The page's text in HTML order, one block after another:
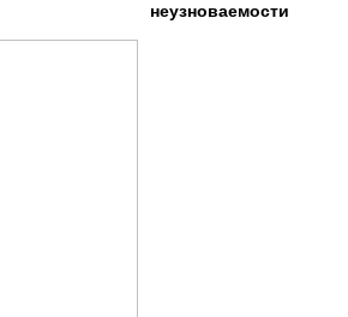
неузноваемости